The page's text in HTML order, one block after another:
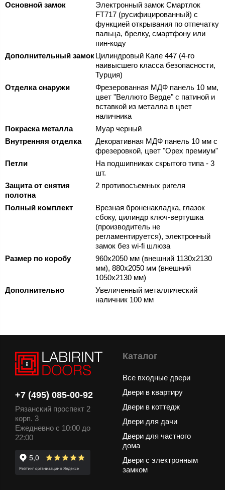
Основной замок
Электронный замок Смартлок
FT717 (русифицированный) с
функцией открывания по отпечатку
пальца, брелку, смартфону или
пин-коду
Дополнительный замокЦилиндровый Кале 447 (4-го
наивысшего класса безопасности,
Турция)
Отделка снаружи
Фрезерованная МДФ панель 10 мм,
цвет "Веллюто Верде" с патиной и
вставкой из металла в цвет
наличника
Покраска металла
Муар черный
Внутренняя отделка
Декоративная МДФ панель 10 мм с
фрезеровкой, цвет "Орех премиум"
Петли
На подшипниках скрытого типа - 3
шт.
Защита от снятия
полотна
2 противосъемных ригеля
Полный комплект
Врезная броненакладка, глазок
сбоку, цилиндр ключ-вертушка
(производитель не
регламентируется), электронный
замок без wi-fi шлюза
Размер по коробу
960х2050 мм (внешний 1130х2130
мм), 880х2050 мм (внешний
1050х2130 мм)
Дополнительно
Увеличенный металлический
наличник 100 мм
+7 (495) 085-00-92
Рязанский проспект 2
корп. 3
Ежедневно с 10:00 до
22:00
Каталог
Все входные двери
Двери в квартиру
Двери в коттедж
Двери для дачи
Двери для частного
дома
Двери с электронным
замком